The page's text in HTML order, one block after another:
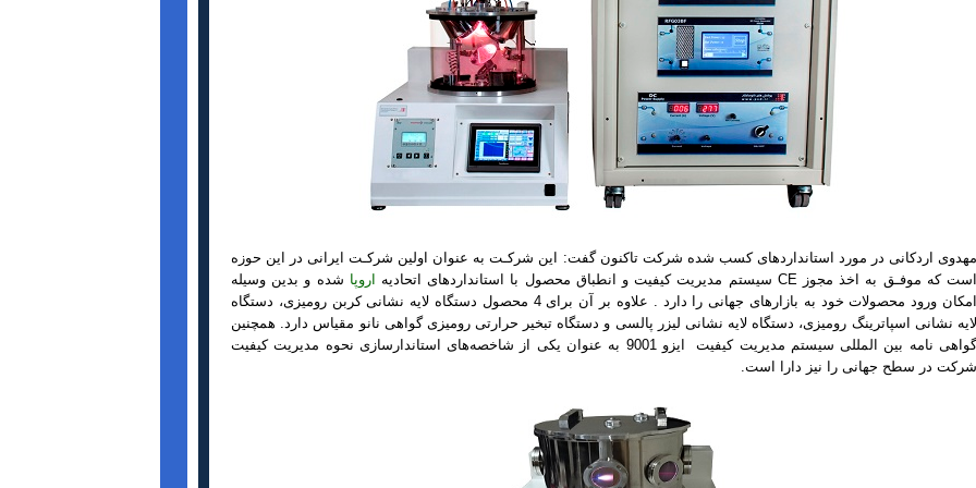
مهدوی اردکانی در مورد استانداردهای کسب شده شرکت تاکنون گفت: این شرکـت به عنوان اولین شرکـت ایرانی در این حوزه
است که موفـق به اخذ مجوز CE سیستم مدیریت کیفیت و انطباق محصول با استانداردهای اتحادیه
اروپا شده و بدین وسیله
امکان ورود محصولات خود به بازارهای جهانی را دارد . علاوه بر آن برای 4 محصول دستگاه لایه نشانی کربن رومیزی، دستگاه
لایه نشانی اسپاترینگ رومیزی، دستگاه لایه نشانی لیزر پالسی و دستگاه تبخیر حرارتی رومیزی گواهی نانو مقیاس دارد. همچنین
گواهی نامه بین المللی سیستم مدیریت کیفیت ایزو 9001 به عنوان یکی از شاخصه‌های استاندارسازی نحوه مدیریت کیفیت
شرکت در سطح جهانی را نیز دارا است.